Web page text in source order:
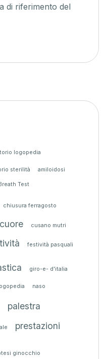
alla cura
logopedia
sterilità amiloidosi
Test
chiusura ferragosto
cuore cusano mutri
festività pasquali
giro-e- d'italia
naso
palestra
prestazioni
ginocchio